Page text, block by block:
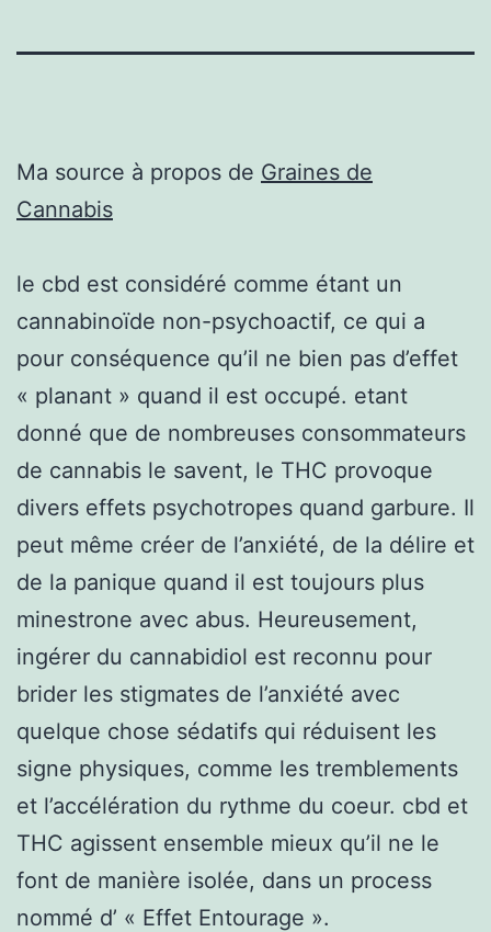
Ma source à propos de Graines de
Cannabis
le cbd est considéré comme étant un
cannabinoïde non-psychoactif, ce qui a
pour conséquence qu’il ne bien pas d’effet
« planant » quand il est occupé. etant
donné que de nombreuses consommateurs
de cannabis le savent, le THC provoque
divers effets psychotropes quand garbure. Il
peut même créer de l’anxiété, de la délire et
de la panique quand il est toujours plus
minestrone avec abus. Heureusement,
ingérer du cannabidiol est reconnu pour
brider les stigmates de l’anxiété avec
quelque chose sédatifs qui réduisent les
signe physiques, comme les tremblements
et l’accélération du rythme du coeur. cbd et
THC agissent ensemble mieux qu’il ne le
font de manière isolée, dans un process
nommé d’ « Effet Entourage ».